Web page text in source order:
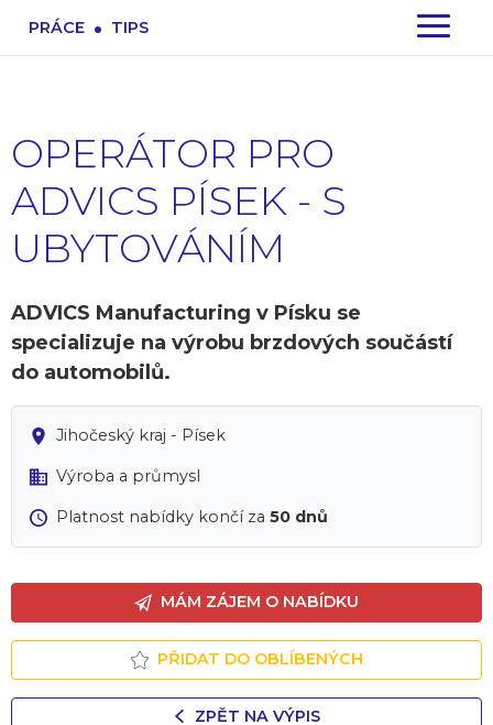
PRÁCE . TIPS
OPERÁTOR PRO
ADVICS PÍSEK - S
UBYTOVÁNÍM
ADVICS Manufacturing v Písku se
specializuje na výrobu brzdových součástí
do automobilů.
Jihočeský kraj - Písek
Výroba a průmysl
Platnost nabídky končí za 50 dnů
MÁM ZÁJEM O NABÍDKU
PŘIDAT DO OBLÍBENÝCH
ZPĚT NA VÝPIS